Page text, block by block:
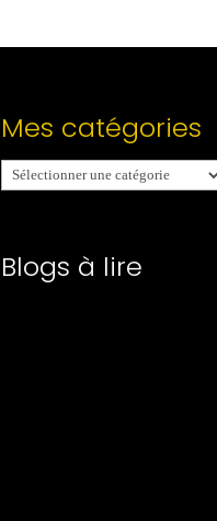
Mes catégories
Mes
catégories
Blogs à lire